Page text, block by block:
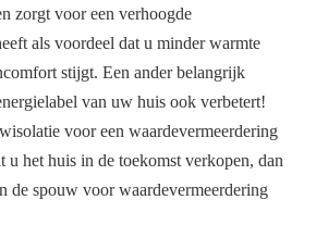
zorgt voor een verhoogde
als voordeel dat u minder warmte
stijgt. Een ander belangrijk
van uw huis ook verbetert!
voor een waardevermeerdering
het huis in de toekomst verkopen, dan
de spouw voor waardevermeerdering